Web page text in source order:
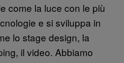
come la luce con le più
e si sviluppa in
lo stage design, la
il video. Abbiamo